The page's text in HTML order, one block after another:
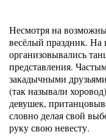
Несмотря на
весёлый праздник. На
организовывались
представления.
закадычными
(так называли
девушек,
словно делая свой
руку свою невесту.